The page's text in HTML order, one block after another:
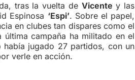
tras la vuelta de Vicente y las
Espinosa ‘Espi’. Sobre el papel,
en clubes tan dispares como el
campaña ha militado en el
jugado 27 partidos, con un
verle en acción.